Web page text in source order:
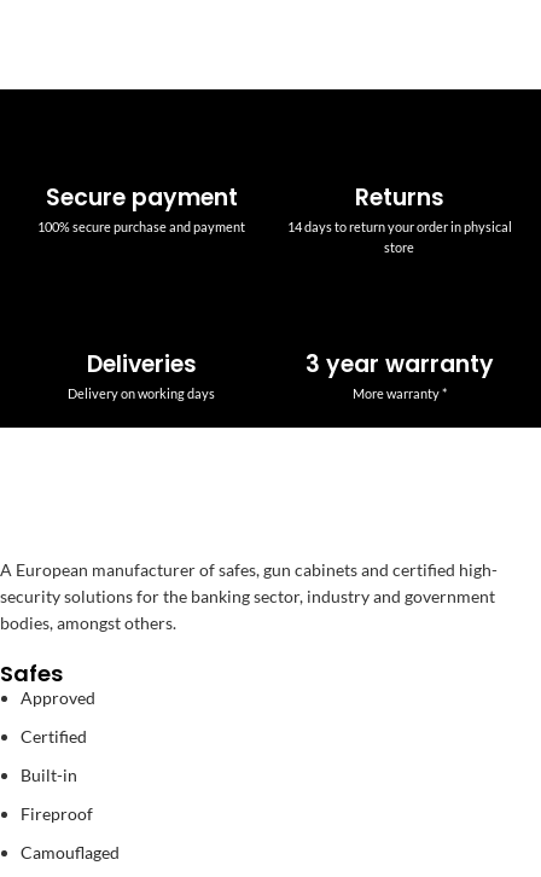
Secure payment
100% secure purchase and payment
Returns
14 days to return your order in physical
store
Deliveries
Delivery on working days
3 year warranty
More warranty *
A European manufacturer of safes, gun cabinets and certified high-
security solutions for the banking sector, industry and government
bodies, amongst others.
Safes
Approved
Certified
Built-in
Fireproof
Camouflaged